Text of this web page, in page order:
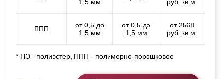
1,5 мм
руб. кв.м.
ППП
от 0,5 до
1,5 мм
от 0,5 до
1,5 мм
от 2568
руб. кв.м.
* ПЭ - полиэстер, ППП - полимерно-порошковое